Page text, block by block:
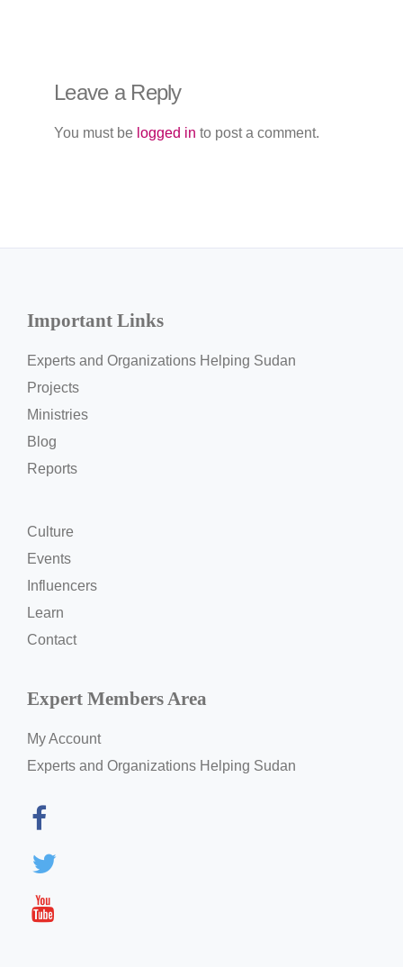
Leave a Reply
You must be logged in to post a comment.
Important Links
Experts and Organizations Helping Sudan
Projects
Ministries
Blog
Reports
Culture
Events
Influencers
Learn
Contact
Expert Members Area
My Account
Experts and Organizations Helping Sudan